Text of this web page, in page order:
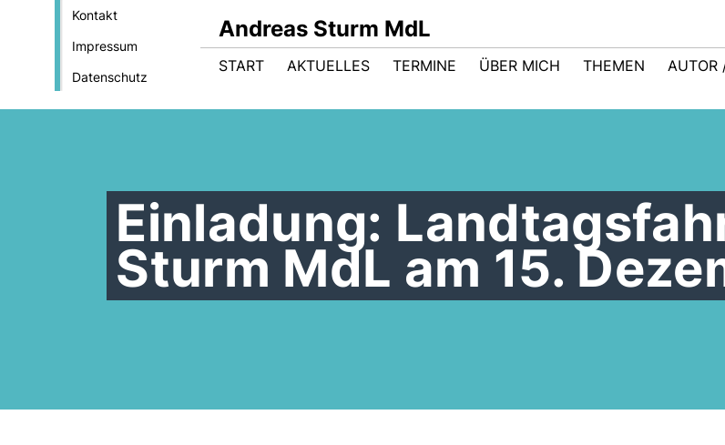
Kontakt
Impressum
Datenschutz
Andreas Sturm MdL
START AKTUELLES TERMINE ÜBER MICH THEMEN AUTOR
Einladung:
Sturm MdL am 15.